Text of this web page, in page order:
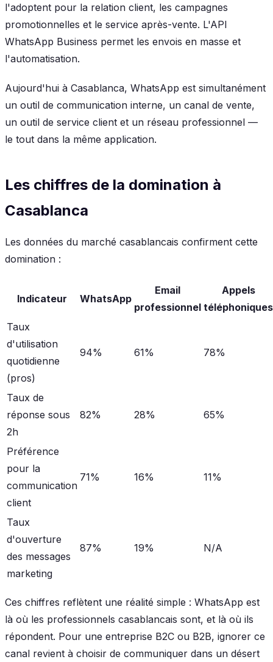
l'adoptent pour la relation client, les campagnes
promotionnelles et le service après-vente. L'API
WhatsApp Business permet les envois en masse et
l'automatisation.
Aujourd'hui à Casablanca, WhatsApp est simultanément
un outil de communication interne, un canal de vente,
un outil de service client et un réseau professionnel —
le tout dans la même application.
Les chiffres de la domination à
Casablanca
Les données du marché casablancais confirment cette
domination :
Indicateur WhatsApp
Email
professionnel
Appels
téléphoniques
Taux
d'utilisation
quotidienne
(pros)
94% 61% 78%
Taux de
réponse sous
2h
82% 28% 65%
Préférence
pour la
communication
client
71% 16% 11%
Taux
d'ouverture
des messages
marketing
87% 19% N/A
Ces chiffres reflètent une réalité simple : WhatsApp est
là où les professionnels casablancais sont, et là où ils
répondent. Pour une entreprise B2C ou B2B, ignorer ce
canal revient à choisir de communiquer dans un désert